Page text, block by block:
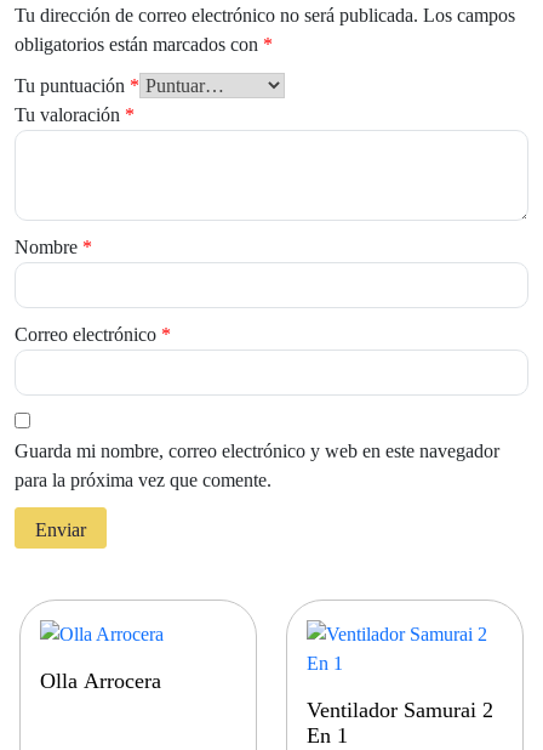
Tu dirección de correo electrónico no será publicada. Los campos
obligatorios están marcados con *
Tu puntuación *
Tu valoración *
Nombre *
Correo electrónico *
Guarda mi nombre, correo electrónico y web en este navegador
para la próxima vez que comente.
Olla Arrocera
Ventilador Samurai 2
En 1